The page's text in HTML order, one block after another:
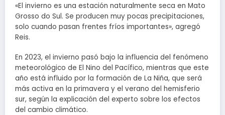
«El invierno es una estación naturalmente seca en Mato
Grosso do Sul. Se producen muy pocas precipitaciones,
solo cuando pasan frentes fríos importantes», agregó
Reis.
En 2023, el invierno pasó bajo la influencia del fenómeno
meteorológico de El Nino del Pacífico, mientras que este
año está influido por la formación de La Niña, que será
más activa en la primavera y el verano del hemisferio
sur, según la explicación del experto sobre los efectos
del cambio climático.